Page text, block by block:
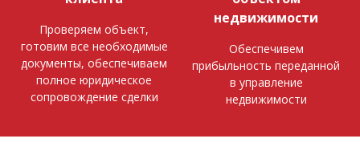
Проверяем объект,
готовим все необходимые
документы, обеспечиваем
полное юридическое
сопровождение сделки
недвижимости
Обеспечивем
прибыльность переданной
в управление
недвижимости